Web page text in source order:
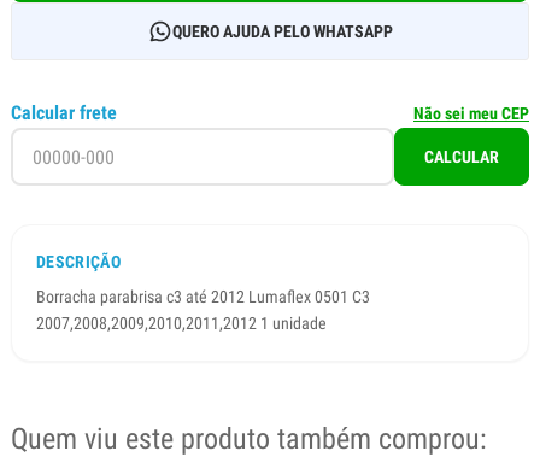
QUERO AJUDA PELO WHATSAPP
Calcular frete Não sei meu CEP
CALCULAR
DESCRIÇÃO
Borracha parabrisa c3 até 2012 Lumaflex 0501 C3
2007,2008,2009,2010,2011,2012 1 unidade
Quem viu este produto também comprou: